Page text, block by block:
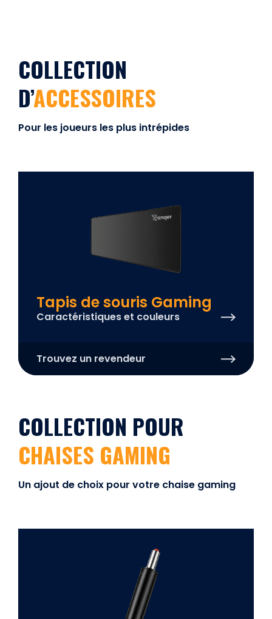
COLLECTION
D’ACCESSOIRES
Pour les joueurs les plus intrépides
Tapis de souris Gaming
Caractéristiques et couleurs
Trouvez un revendeur
COLLECTION POUR
CHAISES GAMING
Un ajout de choix pour votre chaise gaming